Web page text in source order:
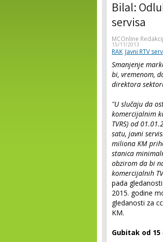
Bilal:
servisa
MCOnline
15/11/2013
RAK Javni RTV
Smanjenje
bi, vremenom,
direktora
"U slučaju da
komercijalnim
TVRS) od
satu, javni
miliona KM
stanica
obzirom da bi
komercijalnih
pada
2015. godine
gledanosti za
KM.
Gubitak od 15